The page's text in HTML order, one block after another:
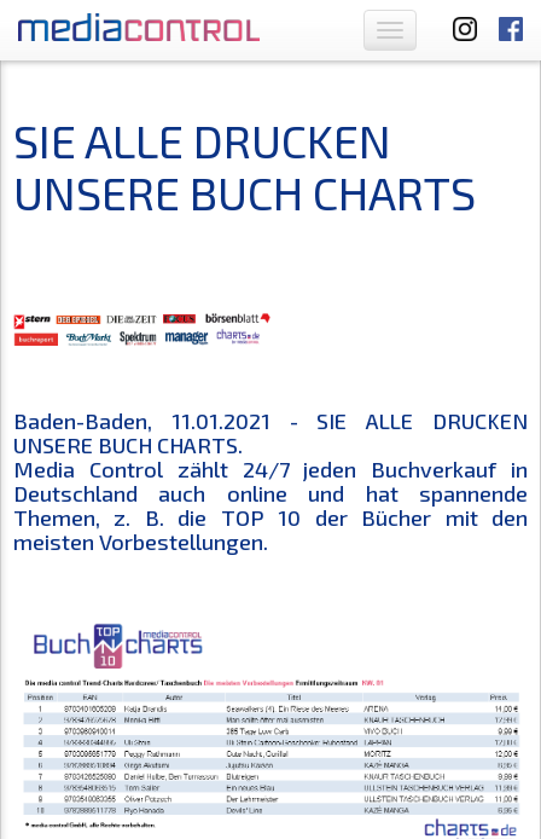
Toggle
navigation
SIE ALLE DRUCKEN
UNSERE BUCH CHARTS
Baden-Baden, 11.01.2021 - SIE ALLE DRUCKEN
UNSERE BUCH CHARTS.
Media Control zählt 24/7 jeden Buchverkauf in
Deutschland auch online und hat spannende
Themen, z. B. die TOP 10 der Bücher mit den
meisten Vorbestellungen.